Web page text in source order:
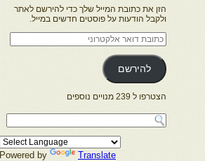
הזן את כתובת המייל שלך כדי להירשם לאתר
ולקבל הודעות על פוסטים חדשים במייל.
כתובת
דואר
אלקטרוני
להירשם
הצטרפו ל 239 מנויים נוספים
Powered by Translate